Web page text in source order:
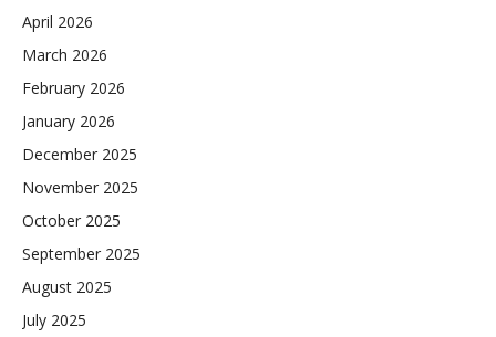
April 2026
March 2026
February 2026
January 2026
December 2025
November 2025
October 2025
September 2025
August 2025
July 2025